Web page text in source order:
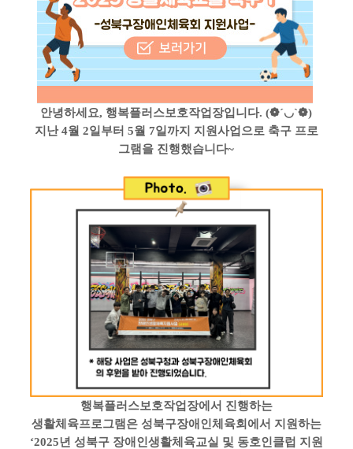
안녕하세요, 행복플러스보호작업장입니다. (❁´◡`❁)
지난4월 2일부터 5월 7일까지 지원사업으로 축구 프로
그램을 진행했습니다~
행복플러스보호작업장에서 진행하는
생활체육프로그램은 성북구장애인체육회에서 지원하는
‘2025년 성북구 장애인생활체육교실 및 동호인클럽 지원